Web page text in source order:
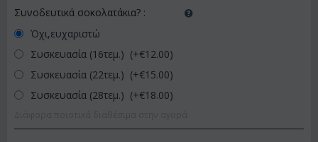
Συνοδευτικά σοκολατάκια? :
Όχι,ευχαριστώ
Συσκευασία (16τεμ.) (+€12.00)
Συσκευασία (22τεμ.) (+€15.00)
Συσκευασία (28τεμ.) (+€18.00)